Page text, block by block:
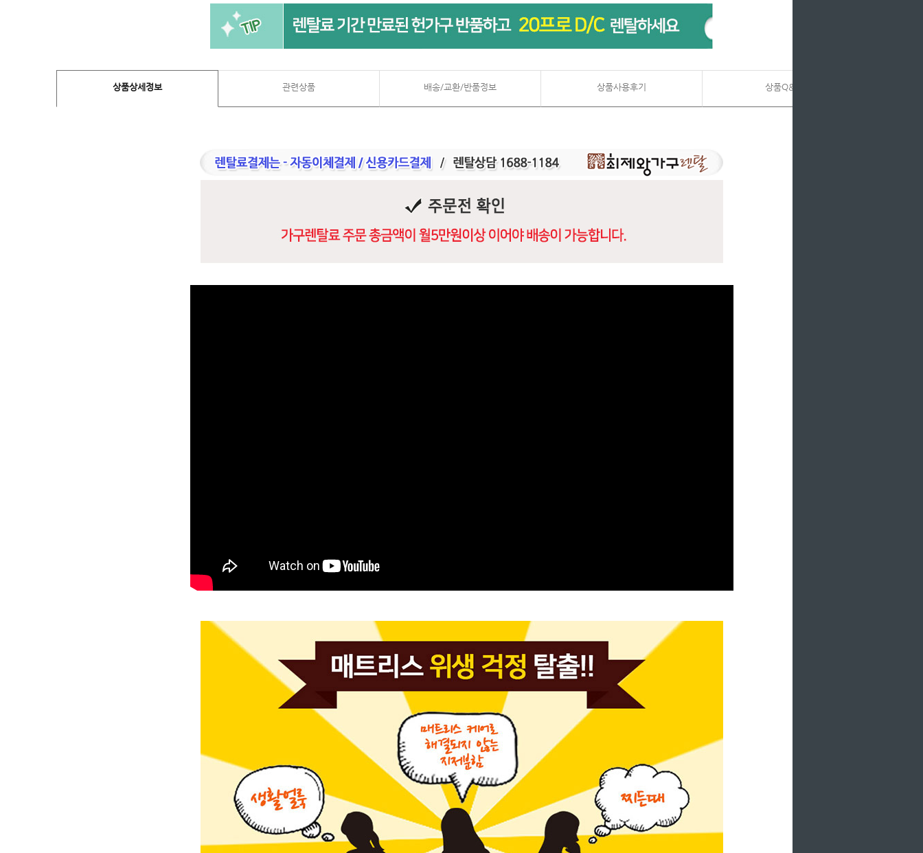
상품상세정보 관련상품 배송/교환/반품정보 상품사용후기 상품Q&A